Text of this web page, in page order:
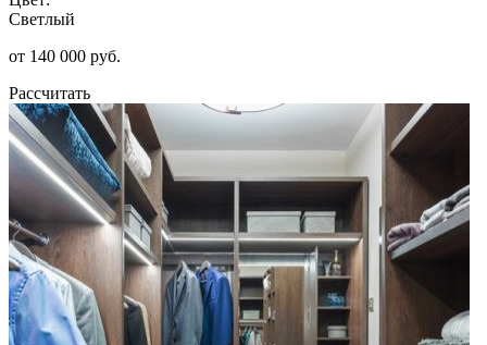
Светлый
от 140 000 руб.
Рассчитать